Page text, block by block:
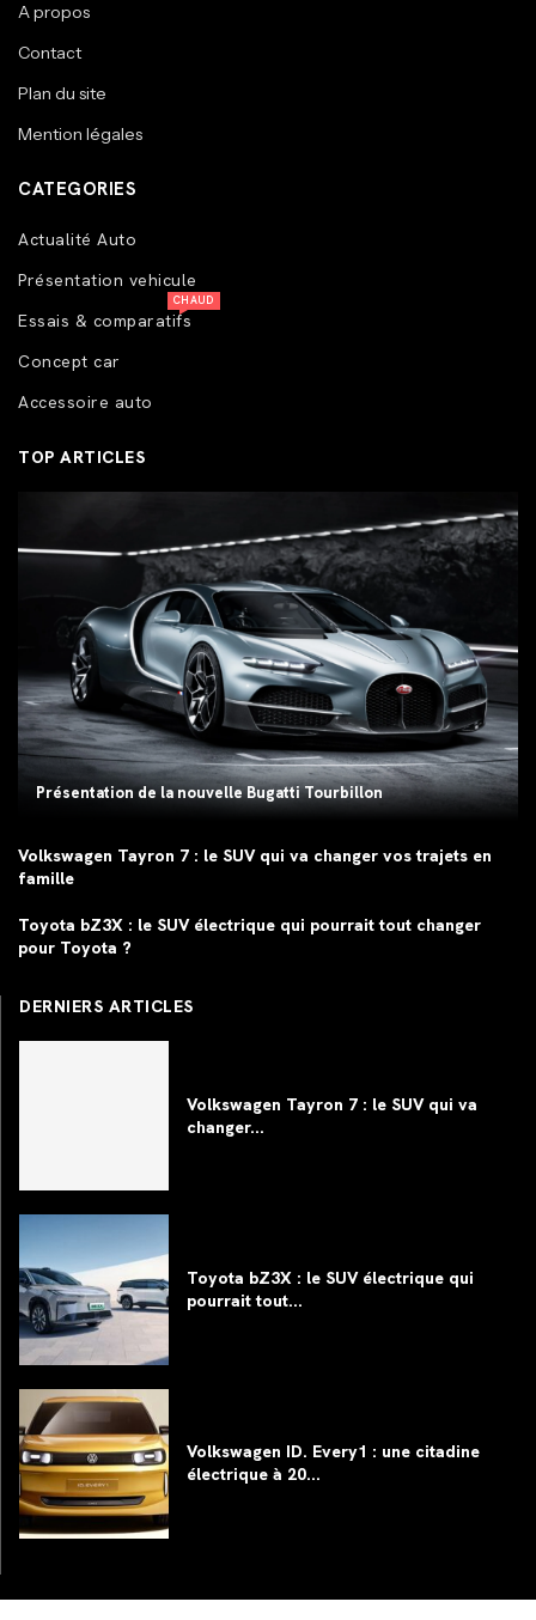
A propos
Contact
Plan du site
Mention légales
CATEGORIES
Actualité Auto
Présentation vehicule
Essais & comparatifs
CHAUD
Concept car
Accessoire auto
TOP ARTICLES
Présentation de la nouvelle Bugatti Tourbillon
Volkswagen Tayron 7 : le SUV qui va changer vos trajets en
famille
Toyota bZ3X : le SUV électrique qui pourrait tout changer
pour Toyota ?
DERNIERS ARTICLES
Volkswagen Tayron 7 : le SUV qui va
changer...
Toyota bZ3X : le SUV électrique qui
pourrait tout...
Volkswagen ID. Every1 : une citadine
électrique à 20...